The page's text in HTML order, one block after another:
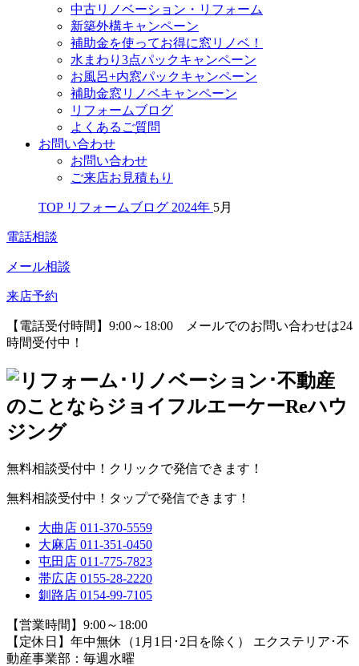
中古リノベーション・リフォーム
新築外構キャンペーン
補助金を使ってお得に窓リノベ！
水まわり3点パックキャンペーン
お風呂+内窓パックキャンペーン
補助金窓リノベキャンペーン
リフォームブログ
よくあるご質問
お問い合わせ
お問い合わせ
ご来店お見積もり
TOP リフォームブログ 2024年 5月
電話相談
メール相談
来店予約
【電話受付時間】9:00～18:00
メールでのお問い合わせは24
時間受付中！
無料相談受付中！クリックで発信できます！
無料相談受付中！タップで発信できます！
大曲店 011-370-5559
大麻店 011-351-0450
屯田店 011-775-7823
帯広店 0155-28-2220
釧路店 0154-99-7105
【営業時間】9:00～18:00
【定休日】年中無休（1月1日･2日を除く） エクステリア･不
動産事業部：毎週水曜